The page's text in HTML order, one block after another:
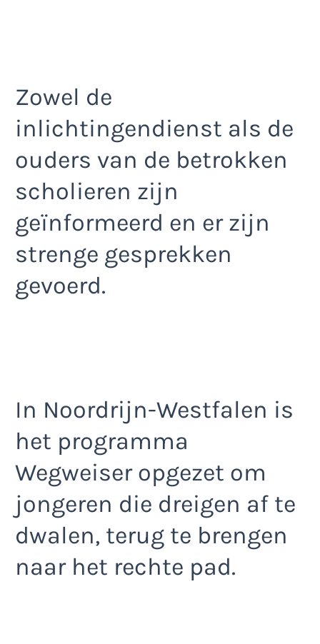
Zowel de
inlichtingendienst als de
ouders van de betrokken
scholieren zijn
geïnformeerd en er zijn
strenge gesprekken
gevoerd.
In Noordrijn-Westfalen is
het programma
Wegweiser opgezet om
jongeren die dreigen af te
dwalen, terug te brengen
naar het rechte pad.